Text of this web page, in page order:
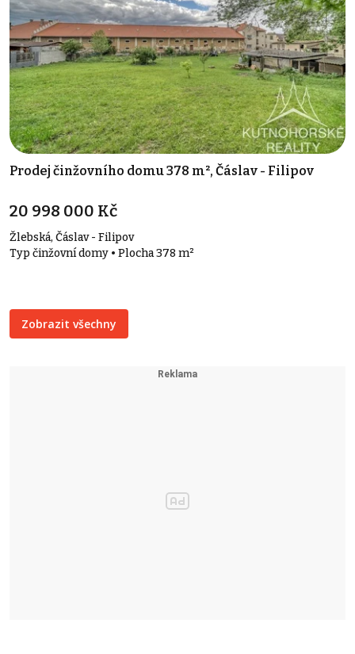
Prodej činžovního domu 378 m², Čáslav - Filipov
20 998 000 Kč
Žlebská, Čáslav - Filipov
Typ činžovní domy • Plocha 378 m²
Zobrazit všechny